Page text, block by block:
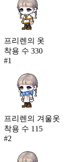
프리렌의 옷
착용 수 330
#1
프리렌의 겨울옷
착용 수 115
#2